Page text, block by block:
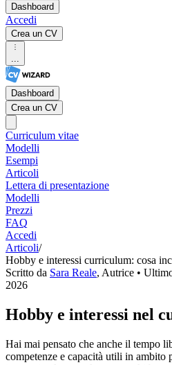
Dashboard
Accedi
Crea un CV
...
Dashboard
Crea un CV
Curriculum vitae
Modelli
Esempi
Articoli
Lettera di presentazione
Modelli
Prezzi
FAQ
Accedi
Articoli/
Hobby e interessi curriculum: cosa
Scritto da Sara Reale, Autrice •
2026
Hobby e interessi nel
Hai mai pensato che anche il tempo
competenze e capacità utili in ambito